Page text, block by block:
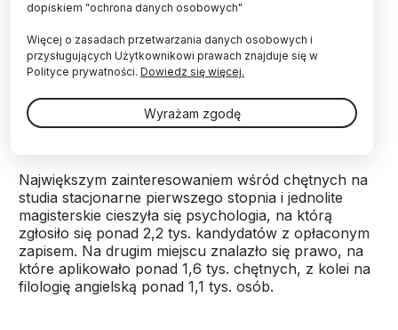
Biuro prasowe UAM podało, że w tegorocznej
rekrutacji uczelnia odnotowała do tej pory ponad 29
tys. opłaconych zapisów od ponad 16 tys. osób. W
środę minął termin rejestracji i zapisu na dany
pierwszego stopnia oraz jednolitych studiów
magisterskich.
Największym zainteresowaniem wśród chętnych na
studia stacjonarne pierwszego stopnia i jednolite
magisterskie cieszyła się psychologia, na którą
zgłosiło się ponad 2,2 tys. kandydatów z opłaconym
zapisem. Na drugim miejscu znalazło się prawo, na
które aplikowało ponad 1,6 tys. chętnych, z kolei na
filologię angielską ponad 1,1 tys. osób.
dopiskiem "ochrona danych osobowych"
Więcej o zasadach przetwarzania danych osobowych i
przysługujących Użytkownikowi prawach znajduje się w
Polityce prywatności. Dowiedz się więcej.
Wyrażam zgodę